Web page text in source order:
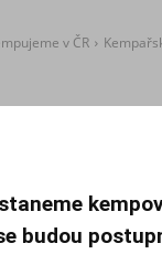
v ČR
budou